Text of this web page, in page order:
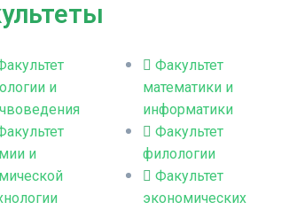
и
и
Факультет
математики и
информатики
Факультет
филологии
Факультет
экономических